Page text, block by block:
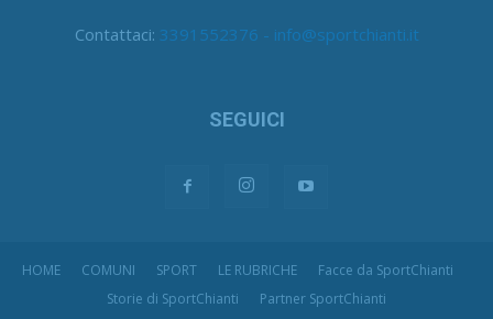
Contattaci: 3391552376 - info@sportchianti.it
SEGUICI
HOME COMUNI SPORT LE RUBRICHE
Facce da SportChianti
Storie di SportChianti
Partner SportChianti